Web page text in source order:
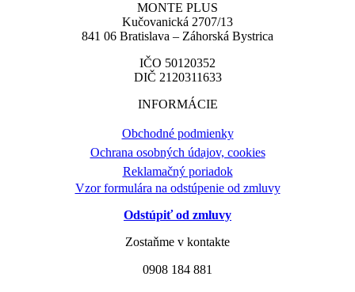
MONTE PLUS
Kučovanická 2707/13
841 06 Bratislava – Záhorská Bystrica
IČO 50120352
DIČ 2120311633
INFORMÁCIE
Obchodné podmienky
Ochrana osobných údajov, cookies
Reklamačný poriadok
Vzor formulára na odstúpenie od zmluvy
Odstúpiť od zmluvy
Zostaňme v kontakte
0908 184 881